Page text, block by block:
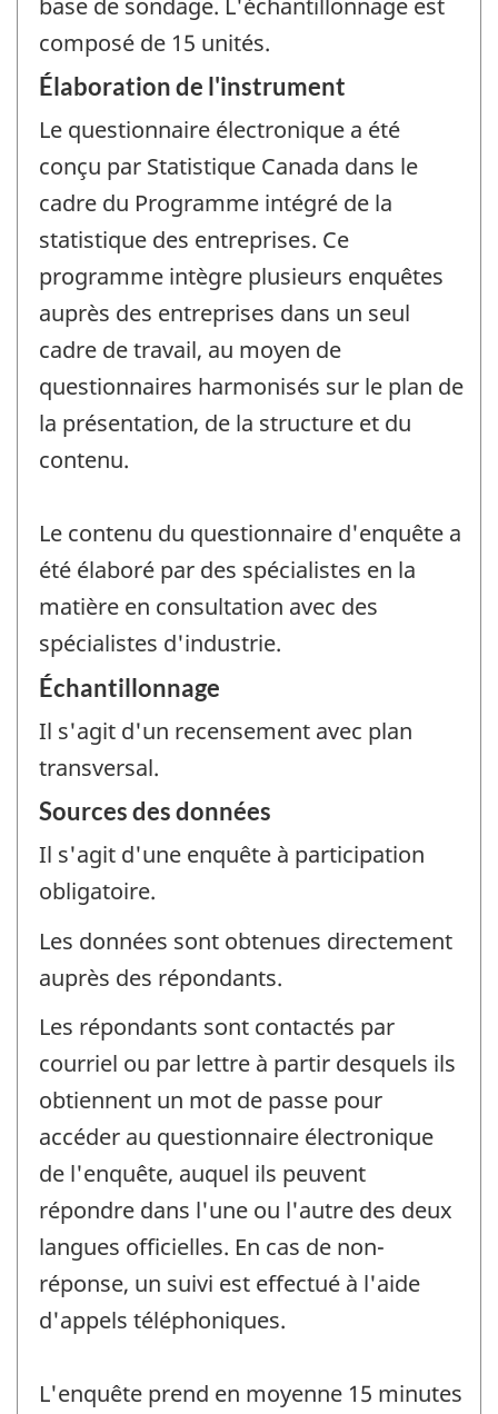
composé de 15 unités.
Élaboration de l'instrument
Le questionnaire électronique a été
conçu par Statistique Canada dans le
cadre du Programme intégré de la
statistique des entreprises. Ce
programme intègre plusieurs enquêtes
auprès des entreprises dans un seul
cadre de travail, au moyen de
questionnaires harmonisés sur le plan de
la présentation, de la structure et du
contenu.
Le contenu du questionnaire d'enquête a
été élaboré par des spécialistes en la
matière en consultation avec des
spécialistes d'industrie.
Échantillonnage
Il s'agit d'un recensement avec plan
transversal.
Sources des données
Il s'agit d'une enquête à participation
obligatoire.
Les données sont obtenues directement
auprès des répondants.
Les répondants sont contactés par
courriel ou par lettre à partir desquels ils
obtiennent un mot de passe pour
accéder au questionnaire électronique
de l'enquête, auquel ils peuvent
répondre dans l'une ou l'autre des deux
langues officielles. En cas de non-
réponse, un suivi est effectué à l'aide
d'appels téléphoniques.
L'enquête prend en moyenne 15 minutes